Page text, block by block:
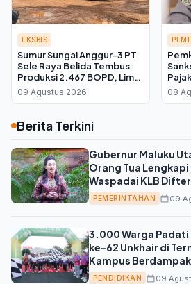
EKSBIS
Sumur Sungai Anggur-3 PT
Sele Raya Belida Tembus
Produksi 2.467 BOPD, Lima
Kali Lipat dari Target
09 Agustus 2026 08
Berita Terkini
Gubernur Maluku
Orang Tua
Waspadai KLB
PEMERINTAHAN 09
3.000 Warga Padati
ke-62 Unkhair di
Kampus Berdampak
PENDIDIKAN 09